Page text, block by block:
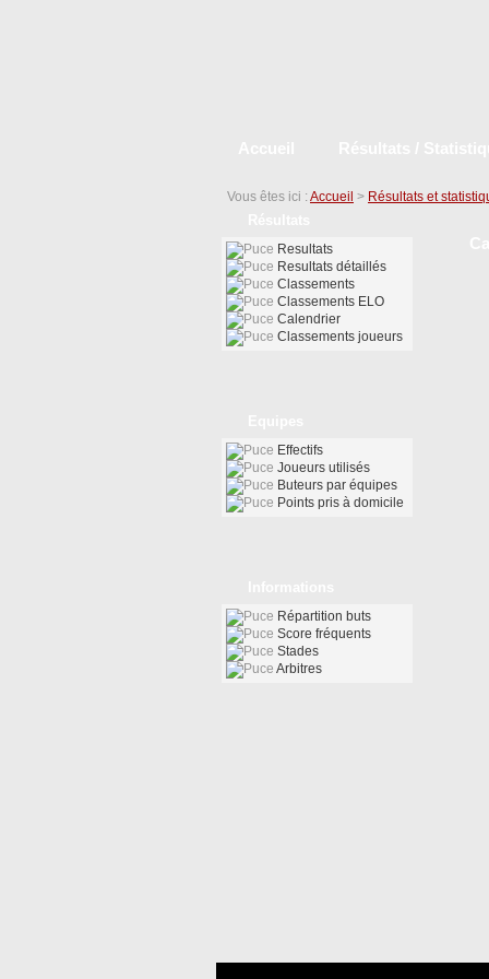
Vous êtes ici : Accueil > Résultats et
Resultats
Resultats détaillés
Classements
Classements ELO
Calendrier
Classements joueurs
Effectifs
Joueurs utilisés
Buteurs par équipes
Points pris à domicile
Répartition buts
Score fréquents
Stades
Arbitres